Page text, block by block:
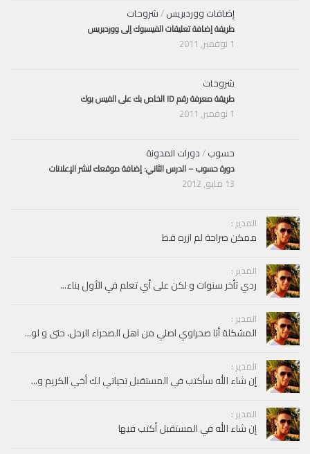
إضافات ووردبريس/شروحات
طريقة إضافة تعليقات الفيسبوك إلى ووردبريس
شروحات
طريقة معرفة رقم ID الخاص بك على الفيس بوك
حسوب/دورات المدونة
دورة حسوب – الدرس الثاني: إضافة موقعك لنشر الإعلانات
المدير :
ممكن صراحة لم ازره قط
المدير :
ردي تأخر سنوات و لكن على أي تعلم في الأول بناء...
المدير :
المشكلة أنا صحراوي اصلي من اهل الصحراء الرحل، حتى و لو...
المدير :
إن شاء الله سأكتب في المستقبل تحياتي لك أخي الكريم و...
المدير :
إن شاء الله في المستقبل أكتب فيها